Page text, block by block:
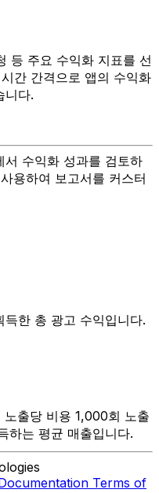
등 주요 수익화 지표를 선
간 간격으로 앱의 수익화
니다.
수익화 성과를 검토하
용하여 보고서를 커스터
득한 총 광고 수익입니다.
출당 비용 1,000회 노출
하는 평균 매출입니다.
Terms of